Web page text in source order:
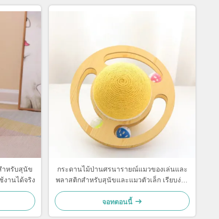
ำหรับสุนัข
งานได้จริง
กระดานไม้ป่านศรนารายณ์แมวของเล่นและ
พลาสติกสำหรับสุนัขและแมวตัวเล็ก เรียบง่าย
และใช้งานได้จริง
จอทตอนนี้